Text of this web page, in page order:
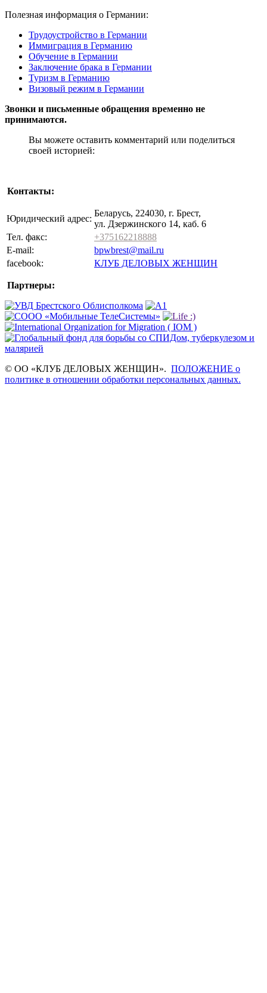
Полезная информация о Германии:
Трудоустройство в Германии
Иммиграция в Германию
Обучение в Германии
Заключение брака в Германии
Туризм в Германию
Визовый режим в Германии
Звонки и письменные обращения временно не
принимаются.
Вы можете оставить комментарий или поделиться
своей историей:
Контакты:
Юридический адрес:
Беларусь, 224030, г. Брест,
ул. Дзержинского 14, каб. 6
Тел. факс:
+375162218888
E-mail:
bpwbrest@mail.ru
facebook:
КЛУБ ДЕЛОВЫХ ЖЕНЩИН
Партнеры:
© ОО «КЛУБ ДЕЛОВЫХ ЖЕНЩИН». ПОЛОЖЕНИЕ о
политике в отношении обработки персональных данных.